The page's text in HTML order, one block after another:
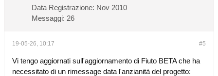
Data Registrazione: Nov 2010
Messaggi: 26
#5
19-05-26, 10:17
Vi tengo aggiornati sull'aggiornamento di Fiuto BETA che ha
necessitato di un rimessage data l'anzianità del progetto: